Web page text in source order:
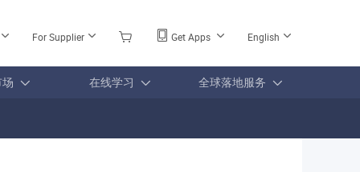
For Supplier Get Apps English
在线学习 全球落地服务